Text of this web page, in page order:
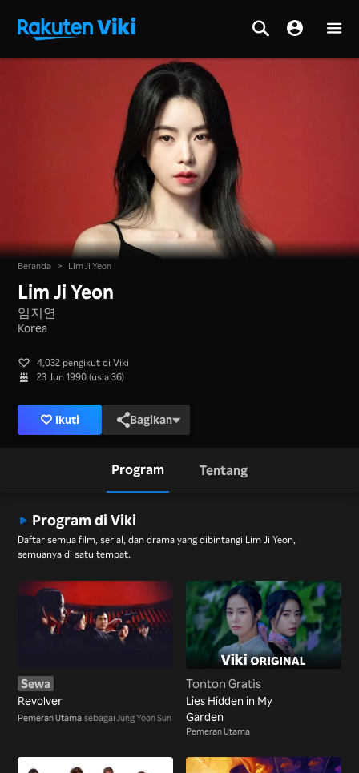
Beranda > Lim Ji Yeon
Lim Ji Yeon
임지연
Korea
4,032 pengikut di Viki
23 Jun 1990 (usia 36)
Ikuti Bagikan
Program Tentang
Program di Viki
Daftar semua film, serial, dan drama yang dibintangi Lim Ji Yeon,
semuanya di satu tempat.
Sewa
Revolver
Pemeran Utama sebagai Jung Yoon Sun
Tonton Gratis
Lies Hidden in My
Garden
Pemeran Utama